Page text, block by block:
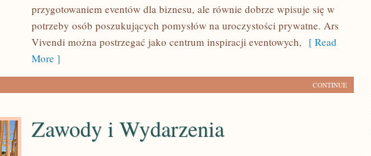
przygotowaniem eventów dla biznesu, ale równie dobrze wpisuje się w
potrzeby osób poszukujących pomysłów na uroczystości prywatne. Ars
Vivendi można postrzegać jako centrum inspiracji eventowych, [ Read
More ]
CONTINUE
Zawody i Wydarzenia